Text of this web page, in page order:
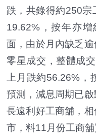
跌，共錄得約250宗
19.62%，按年亦
面，由於月內缺乏
零星成交，整體成
上月跌約56.26%，
預測，減息周期已
長遠利好工商舖，
市，料11月份工商舖